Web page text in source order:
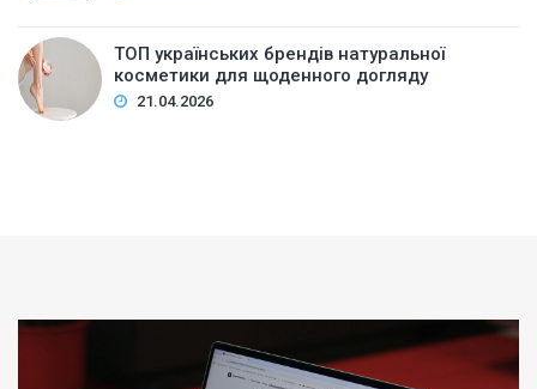
ТОП українських брендів натуральної
косметики для щоденного догляду
21.04.2026